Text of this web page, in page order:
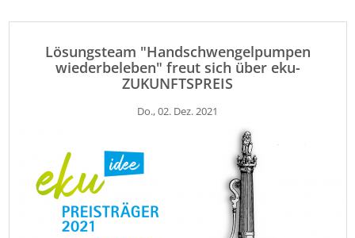
Lösungsteam "Handschwengelpumpen
wiederbeleben" freut sich über eku-
ZUKUNFTSPREIS
Do., 02. Dez. 2021